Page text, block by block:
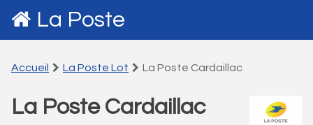
La Poste
Accueil La Poste Lot La Poste Cardaillac
La Poste Cardaillac